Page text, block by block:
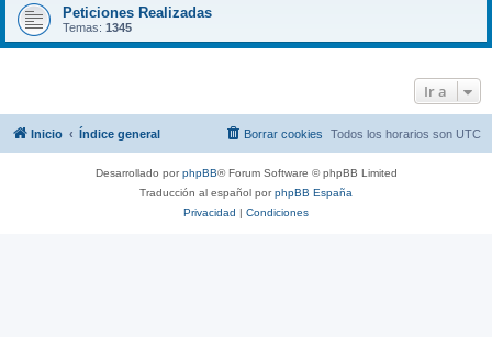
Peticiones Realizadas
Temas: 1345
Ir a
Inicio Índice general Todos los horarios son UTC
Borrar cookies
Desarrollado porphpBB® Forum Software © phpBB Limited
Traducción al español porphpBB España
Privacidad | Condiciones